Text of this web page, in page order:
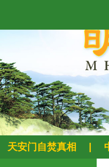
天安门自焚真相